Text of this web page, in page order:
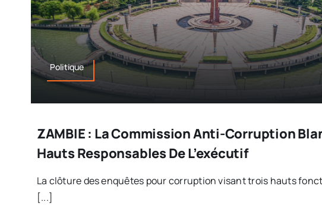
Politique
ZAMBIE : La Commission Anti-Corruption
Hauts Responsables De L’exécutif
La clôture des enquêtes pour corruption visant trois hauts
[...]